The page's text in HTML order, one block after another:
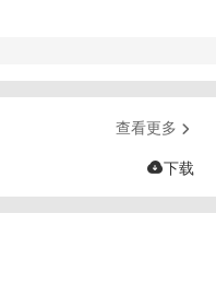
查看更多 
下载